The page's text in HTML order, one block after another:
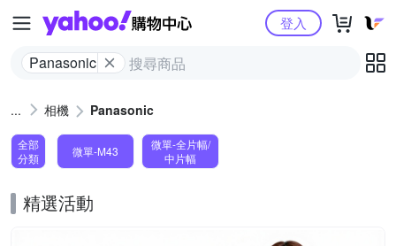
Yahoo購物中心
Panasonic
登入
相機 Panasonic
全部
分類
微單-M43
微單-全片幅/
中片幅
精選活動